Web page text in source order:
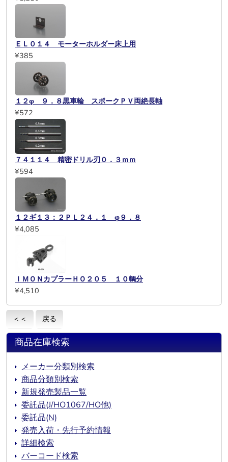
ＥＬ０１４ モーターホルダー床上用
¥385
１２φ ９．８黒車輪 スポークＰＶ両絶長軸
¥572
７４１１４ 精密ドリル刃０．３ｍｍ
¥594
１２ギ１３：２ＰＬ２４．１ φ９．８
¥4,085
ＩＭＯＮカプラーＨＯ２０５ １０輌分
¥4,510
＜＜ 戻る
商品在庫検索
メーカー分類別検索
商品分類別検索
新規発売製品一覧
委託品(J/HO1067/HO他)
委託品(N)
発売入荷・先行予約情報
詳細検索
バーコード検索